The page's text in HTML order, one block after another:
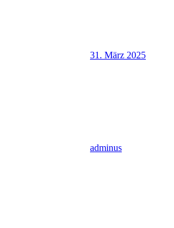
31. März 2025
adminus